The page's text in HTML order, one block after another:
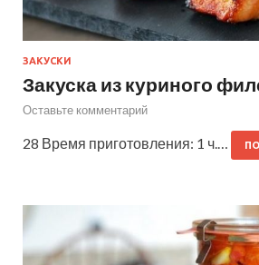
ЗАКУСКИ
Закуска из куриного
Оставьте комментарий
28 Время приготовления: 1 ч.…